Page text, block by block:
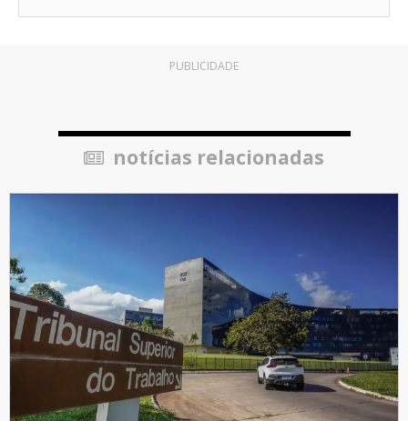
PUBLICIDADE
notícias relacionadas